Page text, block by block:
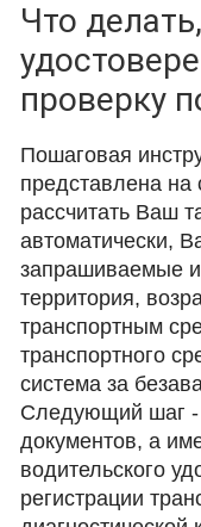
Что
проверку
Пошаговая
представлена на
рассчитать Ваш
автоматически,
запрашиваемые
территория,
транспортным
транспортного
система за
Следующий шаг -
документов, а
водительского
регистрации